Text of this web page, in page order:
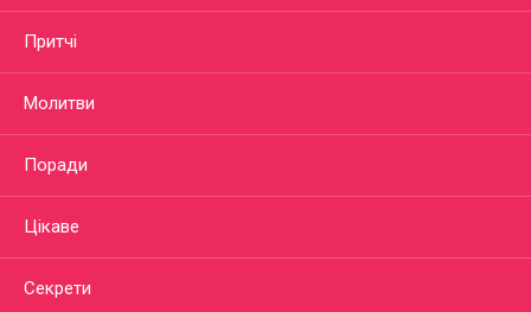
Притчі
Молитви
Поради
Цікаве
Секрети